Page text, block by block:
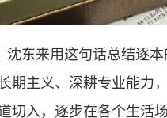
沈东来用这句话总结逐
期主义、深耕专业能力
切入，逐步在各个生活